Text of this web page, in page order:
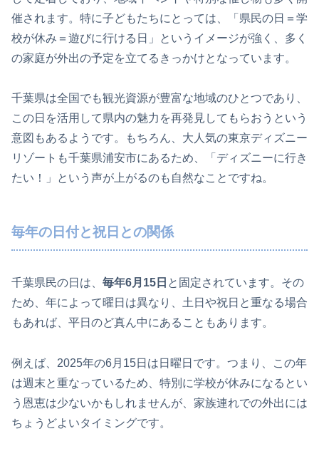
催されます。特に子どもたちにとっては、「県民の日＝学
校が休み＝遊びに行ける日」というイメージが強く、多く
の家庭が外出の予定を立てるきっかけとなっています。
千葉県は全国でも観光資源が豊富な地域のひとつであり、
この日を活用して県内の魅力を再発見してもらおうという
意図もあるようです。もちろん、大人気の東京ディズニー
リゾートも千葉県浦安市にあるため、「ディズニーに行き
たい！」という声が上がるのも自然なことですね。
毎年の日付と祝日との関係
千葉県民の日は、 毎年6月15日 と固定されています。その
ため、年によって曜日は異なり、土日や祝日と重なる場合
もあれば、平日のど真ん中にあることもあります。
例えば、2025年の6月15日は日曜日です。つまり、この年
は週末と重なっているため、特別に学校が休みになるとい
う恩恵は少ないかもしれませんが、家族連れでの外出には
ちょうどよいタイミングです。